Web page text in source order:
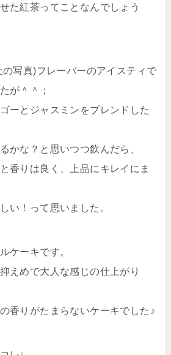
た紅茶ってことなんでしょう
写真)フレーバーのアイスティで
が＾＾；
ーとジャスミンをブレンドした
かな？と思いつつ飲んだら、
香りは良く、上品にキレイにま
い！って思いました。
ケーキです。
えめで大人な感じの仕上がり
香りがたまらないケーキでした♪